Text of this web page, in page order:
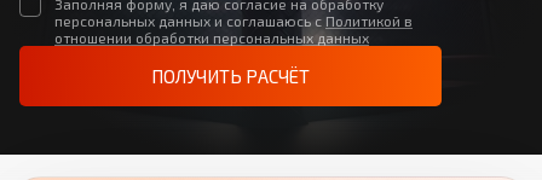
персональных данных и соглашаюсь с Политикой в
отношении обработки персональных данных
ПОЛУЧИТЬ РАСЧЁТ